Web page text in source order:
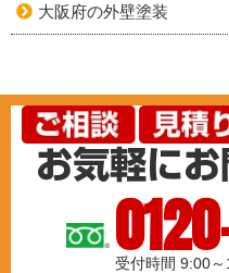
大阪府の外壁塗装
受付時間 9:00～